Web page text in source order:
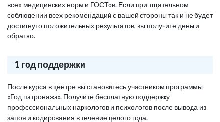
всех медицинских норм и ГОСТов. Если при тщательном
соблюдении всех рекомендаций с вашей стороны так и не будет
достигнуто положительных результатов, вы получите деньги
обратно.
1 год поддержки
После курса в центре вы становитесь участником программы
«Год патронажа». Получите бесплатную поддержку
профессиональных наркологов и психологов после вывода из
запоя и кодирования в течение целого года.